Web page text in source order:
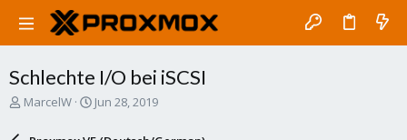
Schlechte I/O bei iSCSI
T
MarcelW
S
a
Jun 28, 2019